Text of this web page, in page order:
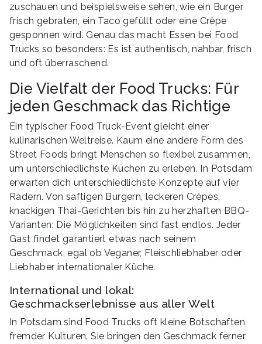
zuschauen und beispielsweise sehen, wie ein Burger
frisch gebraten, ein Taco gefüllt oder eine Crêpe
gesponnen wird. Genau das macht Essen bei Food
Trucks so besonders: Es ist authentisch, nahbar, frisch
und oft überraschend.
Die Vielfalt der Food Trucks: Für
jeden Geschmack das Richtige
Ein typischer Food Truck-Event gleicht einer
kulinarischen Weltreise. Kaum eine andere Form des
Street Foods bringt Menschen so flexibel zusammen,
um unterschiedlichste Küchen zu erleben. In Potsdam
erwarten dich unterschiedlichste Konzepte auf vier
Rädern. Von saftigen Burgern, leckeren Crêpes,
knackigen Thai-Gerichten bis hin zu herzhaften BBQ-
Varianten: Die Möglichkeiten sind fast endlos. Jeder
Gast findet garantiert etwas nach seinem
Geschmack, egal ob Veganer, Fleischliebhaber oder
Liebhaber internationaler Küche.
International und lokal:
Geschmackserlebnisse aus aller Welt
In Potsdam sind Food Trucks oft kleine Botschaften
fremder Kulturen. Sie bringen den Geschmack ferner